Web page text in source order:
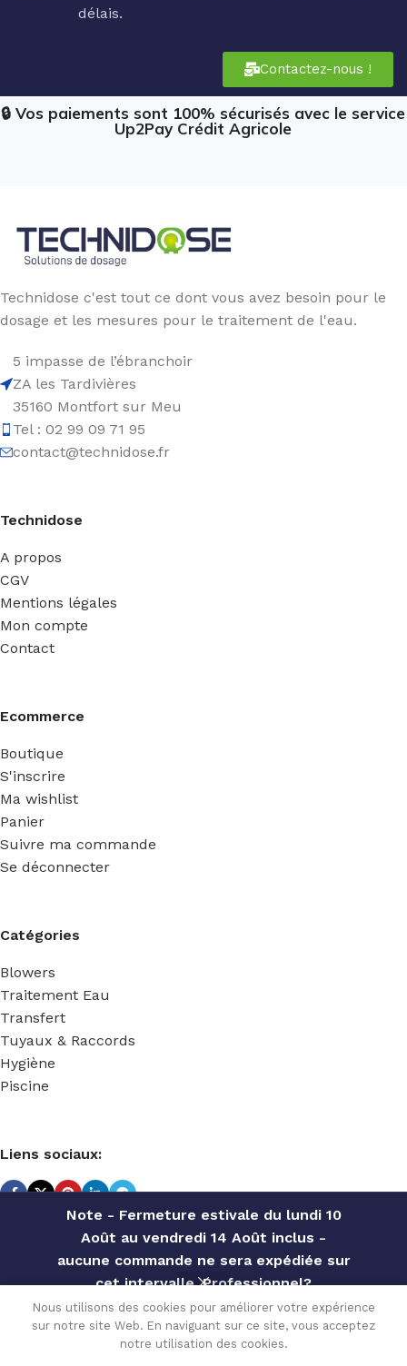
Note - Fermeture estivale du lundi 10
Août au vendredi 14 Août inclus -
aucune commande ne sera expédiée sur
cet intervalle. Professionnel?
Contactez notre service commercial
pour des offres personnalisées, des
remises par quantité, etc
délais.
Contactez-nous !
🔒 Vos paiements sont 100% sécurisés avec le service
Up2Pay Crédit Agricole
Technidose c'est tout ce dont vous avez besoin pour le
dosage et les mesures pour le traitement de l'eau.
5 impasse de l’ébranchoir
ZA les Tardivières
35160 Montfort sur Meu
Tel : 02 99 09 71 95
contact@technidose.fr
Technidose
A propos
CGV
Mentions légales
Mon compte
Contact
Ecommerce
Boutique
S'inscrire
Ma wishlist
Panier
Suivre ma commande
Se déconnecter
Catégories
Blowers
Traitement Eau
Transfert
Tuyaux & Raccords
Hygiène
Piscine
Liens sociaux:
TECHNIDOSE 2022 Réalisé parACS INFORMATIQUE
Nous utilisons des cookies pour améliorer votre expérience
sur notre site Web. En naviguant sur ce site, vous acceptez
notre utilisation des cookies.
ETRIER
FIXATION
MURALE
POMPES
84.42 €
TVA
En stock
(peut être